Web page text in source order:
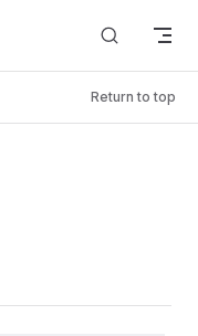
Return to top